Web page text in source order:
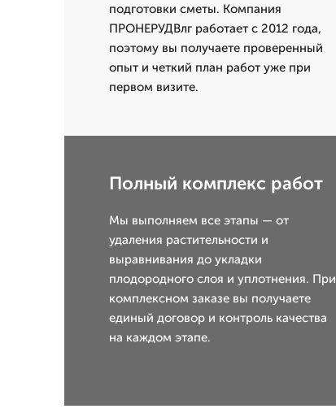
подготовки сметы. Компания
ПРОНЕРУДВлг работает с 2012 года,
поэтому вы получаете проверенный
опыт и четкий план работ уже при
первом визите.
Полный комплекс работ
Мы выполняем все этапы — от
удаления растительности и
выравнивания до укладки
плодородного слоя и уплотнения. При
комплексном заказе вы получаете
единый договор и контроль качества
на каждом этапе.